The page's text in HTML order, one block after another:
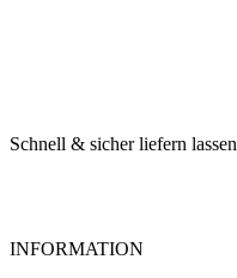
Schnell & sicher liefern lassen
INFORMATION